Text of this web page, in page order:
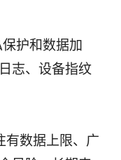
护和数据加
志、设备指纹
有数据上限、广